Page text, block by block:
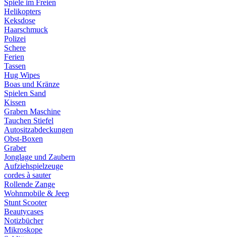
Spiele im Freien
Helikopters
Keksdose
Haarschmuck
Polizei
Schere
Ferien
Tassen
Hug Wipes
Boas und Kränze
Spielen Sand
Kissen
Graben Maschine
Tauchen Stiefel
Autositzabdeckungen
Obst-Boxen
Graber
Jonglage und Zaubern
Aufziehspielzeuge
cordes à sauter
Rollende Zange
Wohnmobile & Jeep
Stunt Scooter
Beautycases
Notizbücher
Mikroskope